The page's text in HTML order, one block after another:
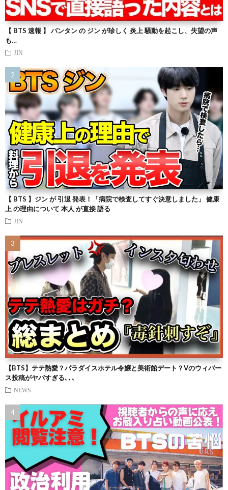
【 BTS 速報 】 バンタン の ジン が珍しく 炎上 騒動を起こし、失望の声
も…
JIN
【 BTS 】ジン が 引退 発表！「病院で検査してすぐ決意しました」 健康
上 の理由について 本人 が直接 語る
JIN
【BTS】テテ熱愛？パラダイスホテル令嬢と美術館デート？Vのウィバー
ス投稿がヤバすぎる､､､
NEWS